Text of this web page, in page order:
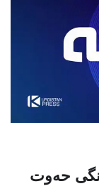
حەوت